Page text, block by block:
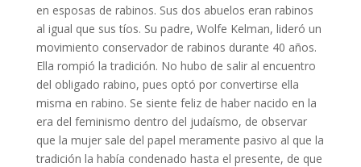
en esposas de rabinos. Sus dos abuelos eran rabinos
al igual que sus tíos. Su padre, Wolfe Kelman, lideró un
movimiento conservador de rabinos durante 40 años.
Ella rompió la tradición. No hubo de salir al encuentro
del obligado rabino, pues optó por convertirse ella
misma en rabino. Se siente feliz de haber nacido en la
era del feminismo dentro del judaísmo, de observar
que la mujer sale del papel meramente pasivo al que la
tradición la había condenado hasta el presente, de que